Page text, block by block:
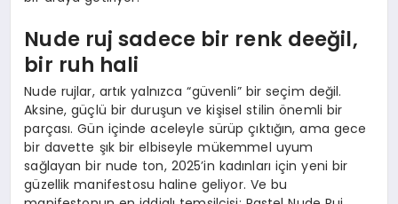
Nude ruj sadece bir renk deeğil,
bir ruh hali
Nude rujlar, artık yalnızca “güvenli” bir seçim değil.
Aksine, güçlü bir duruşun ve kişisel stilin önemli bir
parçası. Gün içinde aceleyle sürüp çıktığın, ama gece
bir davette şık bir elbiseyle mükemmel uyum
sağlayan bir nude ton, 2025’in kadınları için yeni bir
güzellik manifestosu haline geliyor. Ve bu